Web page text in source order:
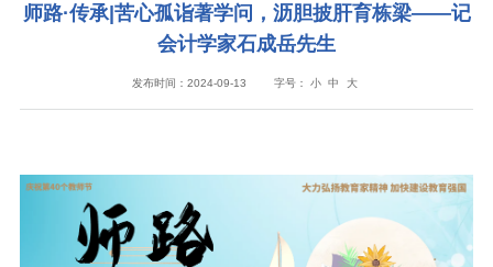
师路·传承|苦心孤诣著学问，沥胆披肝育栋梁——记
会计学家石成岳先生
发布时间：2024-09-13 字号： 小 中 大